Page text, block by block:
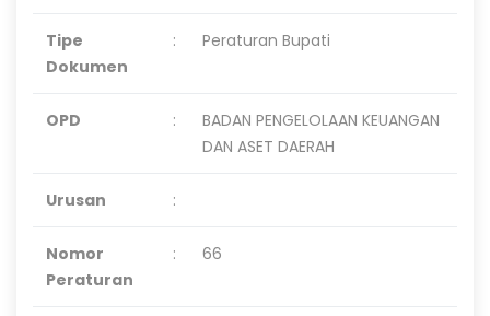
Tipe
Dokumen
: Peraturan Bupati
OPD :
BADAN PENGELOLAAN KEUANGAN
DAN ASET DAERAH
Urusan :
Nomor
Peraturan
: 66